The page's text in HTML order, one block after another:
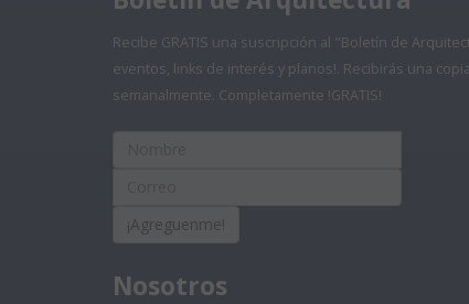
Recibe GRATIS una suscripción al "Boletín de
eventos, links de interés y planos!. Recibirás una
semanalmente. Completamente !GRATIS!
¡Agreguenme!
Nosotros